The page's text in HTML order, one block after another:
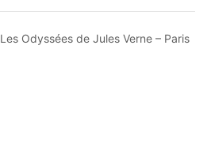
Les Odyssées de Jules Verne – Paris